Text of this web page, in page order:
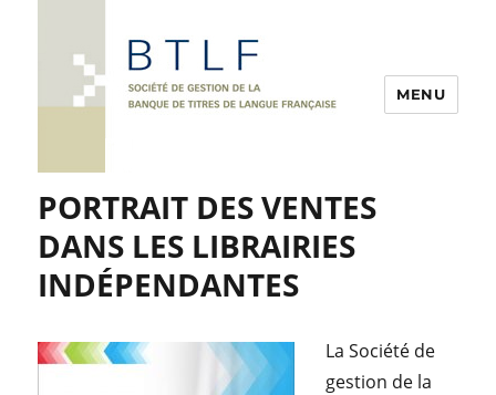
MENU
PORTRAIT DES VENTES
DANS LES LIBRAIRIES
INDÉPENDANTES
La Société de
gestion de la